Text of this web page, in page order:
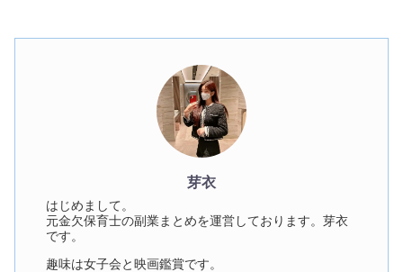
芽衣
はじめまして。
元金欠保育士の副業まとめを運営しております。芽衣
です。
趣味は女子会と映画鑑賞です。